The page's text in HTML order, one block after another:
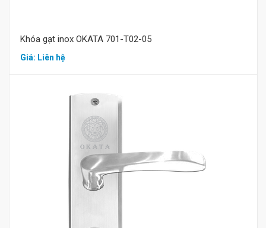
Khóa gạt inox OKATA 701-T02-05
Giá: Liên hệ